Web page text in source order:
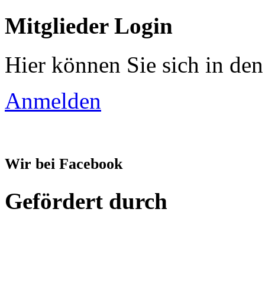
Mitglieder Login
Hier können Sie sich in
Anmelden
Wir bei Facebook
Gefördert durch